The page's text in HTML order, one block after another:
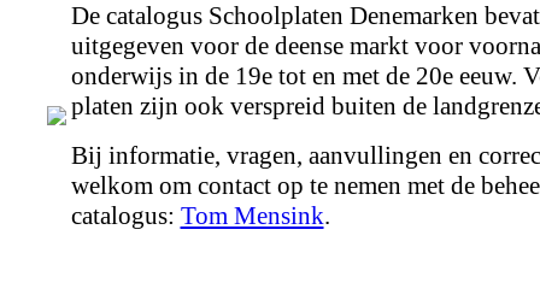
De catalogus Schoolplaten Denemarken
uitgegeven voor de deense markt voor
onderwijs in de 19e tot en met de 20e eeuw.
platen zijn ook verspreid buiten de
Bij informatie, vragen, aanvullingen en
welkom om contact op te nemen met de
catalogus: Tom Mensink.